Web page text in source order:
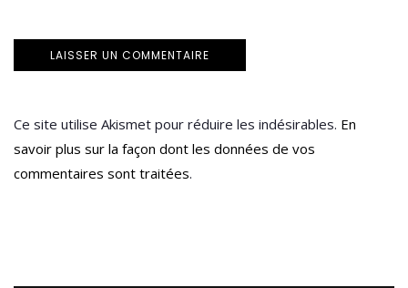
Ce site utilise Akismet pour réduire les indésirables. En
savoir plus sur la façon dont les données de vos
commentaires sont traitées.